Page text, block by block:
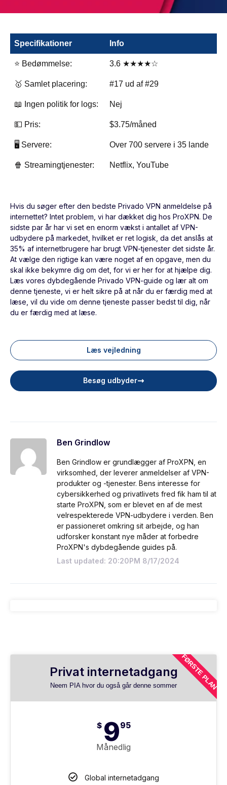
Specifikationer Info
⭐ Bedømmelse: 3.6 ★★★★☆
🥇 Samlet placering: #17 ud af #29
📖 Ingen politik for logs: Nej
💵 Pris: $3.75/måned
🖥️ Servere: Over 700 servere i 35 lande
🍿 Streamingtjenester: Netflix, YouTube
Hvis du søger efter den bedste Privado VPN anmeldelse på
internettet? Intet problem, vi har dækket dig hos ProXPN. De
sidste par år har vi set en enorm vækst i antallet af VPN-
udbydere på markedet, hvilket er ret logisk, da det anslås at
35% af internetbrugere har brugt VPN-tjenester det sidste år.
At vælge den rigtige kan være noget af en opgave, men du
skal ikke bekymre dig om det, for vi er her for at hjælpe dig.
Læs vores dybdegående Privado VPN-guide og lær alt om
denne tjeneste, vi er helt sikre på at når du er færdig med at
læse, vil du vide om denne tjeneste passer bedst til dig, når
du er færdig med at læse.
Læs vejledning
Besøg udbyder
Ben Grindlow
Ben Grindlow er grundlægger af ProXPN, en
virksomhed, der leverer anmeldelser af VPN-
produkter og -tjenester. Bens interesse for
cybersikkerhed og privatlivets fred fik ham til at
starte ProXPN, som er blevet en af de mest
velrespekterede VPN-udbydere i verden. Ben
er passioneret omkring sit arbejde, og han
udforsker konstant nye måder at forbedre
ProXPN's dybdegående guides på.
Last updated: 20:20PM 8/17/2024
Privat internetadgang
Neem PIA hvor du også går denne sommer
$ 995
Månedlig
Global internetadgang
FØRSTE PLAN